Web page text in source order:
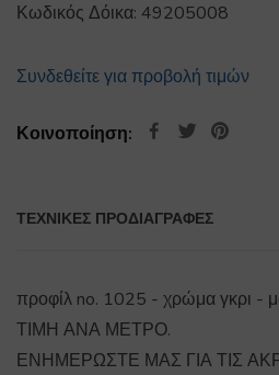
Κωδικός Δόικα: 49205008
Συνδεθείτε για προβολή τιμών
Κοινοποίηση:
ΤΕΧΝΙΚΕΣ ΠΡΟΔΙΑΓΡΑΦΕΣ
προφίλ no. 1025 - χρώμα γκρι -
ΤΙΜΗ ΑΝΑ ΜΕΤΡΟ.
ΕΝΗΜΕΡΩΣΤΕ ΜΑΣ ΓΙΑ ΤΙΣ